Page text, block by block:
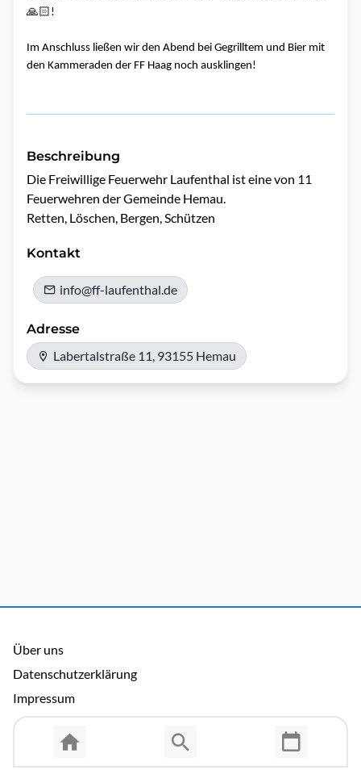
🙏🏻 !
Im Anschluss ließen wir den Abend bei Gegrilltem und Bier mit
den Kammeraden der FF Haag noch ausklingen!
Beschreibung
Die Freiwillige Feuerwehr Laufenthal ist eine von 11
Feuerwehren der Gemeinde Hemau.
Retten, Löschen, Bergen, Schützen
Kontakt
info@ff-laufenthal.de
Adresse
Labertalstraße 11, 93155 Hemau
Über uns
Datenschutzerklärung
Impressum
Allgemeine Nutzungsbedingungen